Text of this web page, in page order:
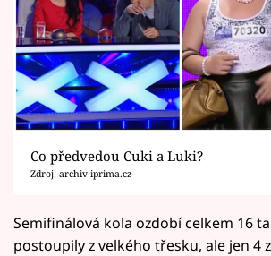
Co předvedou Cuki a Luki?
Zdroj: archiv iprima.cz
Semifinálová kola ozdobí celkem 16
postoupily z velkého třesku, ale jen 4